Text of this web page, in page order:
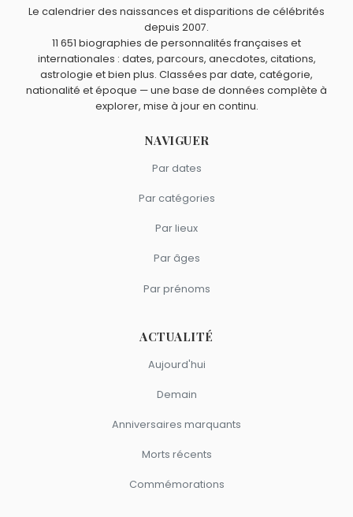
Le calendrier des naissances et disparitions de célébrités
depuis 2007.
11 651 biographies de personnalités françaises et
internationales : dates, parcours, anecdotes, citations,
astrologie et bien plus. Classées par date, catégorie,
nationalité et époque — une base de données complète à
explorer, mise à jour en continu.
NAVIGUER
Par dates
Par catégories
Par lieux
Par âges
Par prénoms
ACTUALITÉ
Aujourd'hui
Demain
Anniversaires marquants
Morts récents
Commémorations